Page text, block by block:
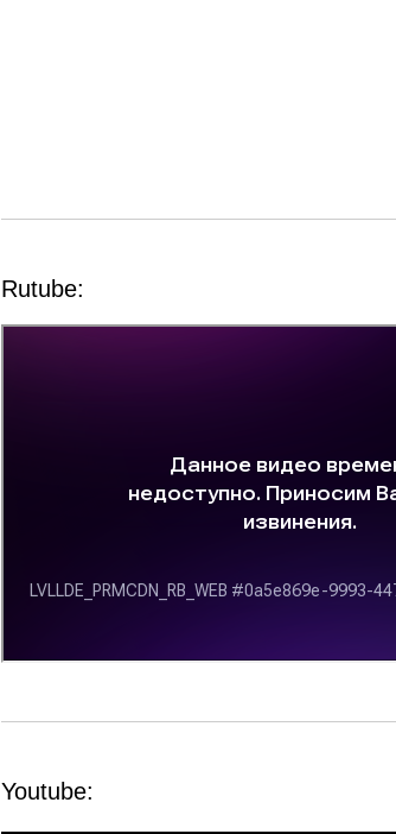
Rutube:
Youtube: